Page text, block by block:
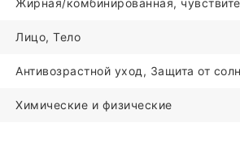
Жирная/комбинированная,
Лицо, Тело
Антивозрастной уход, Защита от
Химические и физические